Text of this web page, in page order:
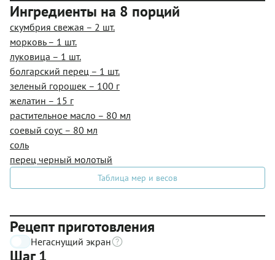
Ингредиенты на 8 порций
скумбрия свежая – 2 шт.
морковь – 1 шт.
луковица – 1 шт.
болгарский перец – 1 шт.
зеленый горошек – 100 г
желатин – 15 г
растительное масло – 80 мл
соевый соус – 80 мл
соль
перец черный молотый
Таблица мер и весов
Рецепт приготовления
Негаснущий экран
Шаг 1